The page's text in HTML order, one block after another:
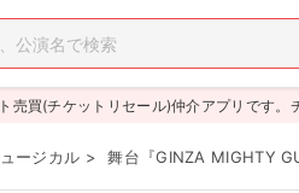
売買(チケットリセール)仲介アプリです。
ージカル > 舞台『GINZA MIGHTY